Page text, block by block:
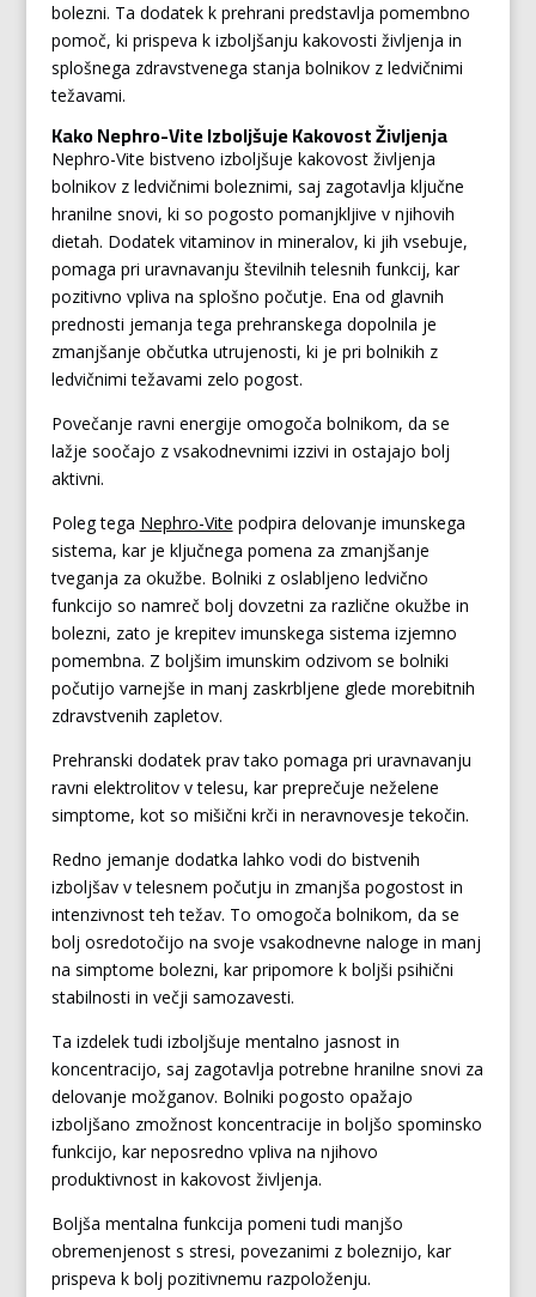
bolezni. Ta dodatek k prehrani predstavlja pomembno
pomoč, ki prispeva k izboljšanju kakovosti življenja in
splošnega zdravstvenega stanja bolnikov z ledvičnimi
težavami.
Kako Nephro-Vite Izboljšuje Kakovost Življenja
Nephro-Vite bistveno izboljšuje kakovost življenja
bolnikov z ledvičnimi boleznimi, saj zagotavlja ključne
hranilne snovi, ki so pogosto pomanjkljive v njihovih
dietah. Dodatek vitaminov in mineralov, ki jih vsebuje,
pomaga pri uravnavanju številnih telesnih funkcij, kar
pozitivno vpliva na splošno počutje. Ena od glavnih
prednosti jemanja tega prehranskega dopolnila je
zmanjšanje občutka utrujenosti, ki je pri bolnikih z
ledvičnimi težavami zelo pogost.
Povečanje ravni energije omogoča bolnikom, da se
lažje soočajo z vsakodnevnimi izzivi in ostajajo bolj
aktivni.
Poleg tega Nephro-Vite podpira delovanje imunskega
sistema, kar je ključnega pomena za zmanjšanje
tveganja za okužbe. Bolniki z oslabljeno ledvično
funkcijo so namreč bolj dovzetni za različne okužbe in
bolezni, zato je krepitev imunskega sistema izjemno
pomembna. Z boljšim imunskim odzivom se bolniki
počutijo varnejše in manj zaskrbljene glede morebitnih
zdravstvenih zapletov.
Prehranski dodatek prav tako pomaga pri uravnavanju
ravni elektrolitov v telesu, kar preprečuje neželene
simptome, kot so mišični krči in neravnovesje tekočin.
Redno jemanje dodatka lahko vodi do bistvenih
izboljšav v telesnem počutju in zmanjša pogostost in
intenzivnost teh težav. To omogoča bolnikom, da se
bolj osredotočijo na svoje vsakodnevne naloge in manj
na simptome bolezni, kar pripomore k boljši psihični
stabilnosti in večji samozavesti.
Ta izdelek tudi izboljšuje mentalno jasnost in
koncentracijo, saj zagotavlja potrebne hranilne snovi za
delovanje možganov. Bolniki pogosto opažajo
izboljšano zmožnost koncentracije in boljšo spominsko
funkcijo, kar neposredno vpliva na njihovo
produktivnost in kakovost življenja.
Boljša mentalna funkcija pomeni tudi manjšo
obremenjenost s stresi, povezanimi z boleznijo, kar
prispeva k bolj pozitivnemu razpoloženju.